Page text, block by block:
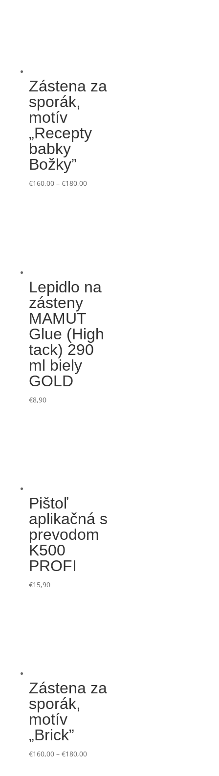
Zástena za
sporák,
motív
„Recepty
babky
Božky”
€160,00– €180,00
Lepidlo na
zásteny
MAMUT
Glue (High
tack) 290
ml biely
GOLD
€8,90
Pištoľ
aplikačná s
prevodom
K500
PROFI
€15,90
Zástena za
sporák,
motív
„Brick”
€160,00– €180,00